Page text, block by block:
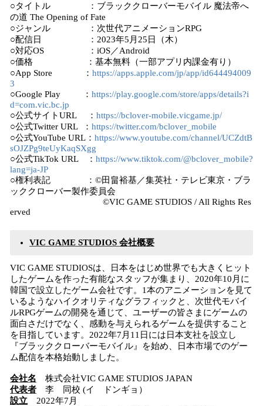
○タイトル ：ブラッククローバーモバイル 魔法帝へ
の道 The Opening of Fate
○ジャンル ：次世代アニメーションRPG
○配信日 ：2023年5月25日（木）
○対応OS ：iOS／Android
○価格 ：基本無料（一部アプリ内課金有り）
○App Store ： https://apps.apple.com/jp/app/id644494009
3
○Google Play ： https://play.google.com/store/apps/details?i
d=com.vic.bc.jp
○公式サイトURL ： https://bclover-mobile.vicgame.jp/
○公式Twitter URL ： https://twitter.com/bclover_mobile
○公式YouTube URL： https://www.youtube.com/channel/UCZdtB
sOJZPg9teUyKaqSXgg
○公式TikTok URL ： https://www.tiktok.com/@bclover_mobile?
lang=ja-JP
○権利表記 ：©田畠裕基／集英社・テレビ東京・ブラ
ッククローバー製作委員会
©VIC GAME STUDIOS / All Rights Res
erved
VIC GAME STUDIOS 会社概要
VIC GAME STUDIOSは、日本をはじめ世界でも大きくヒット
したゲームを作った有能なスタッフが集まり、2020年10月に
韓国で設立したゲーム会社です。1本のアニメーションを見て
いるようなハイクオリティなグラフィックと、次世代モバイ
ルRPGゲームの開発を通じて、ユーザーの皆さまにゲームの
面白さだけでなく、感動を与えられるゲームを提供すること
を目指しています。2022年7月11日には日本支社を設立し
『ブラッククローバーモバイル』を始め、日本市場でのゲー
ム配信を本格始動しました。
会社名
株式会社VIC GAME STUDIOS JAPAN
代表者
李 同校 (イ ドンギョ）
設立
2022年7月